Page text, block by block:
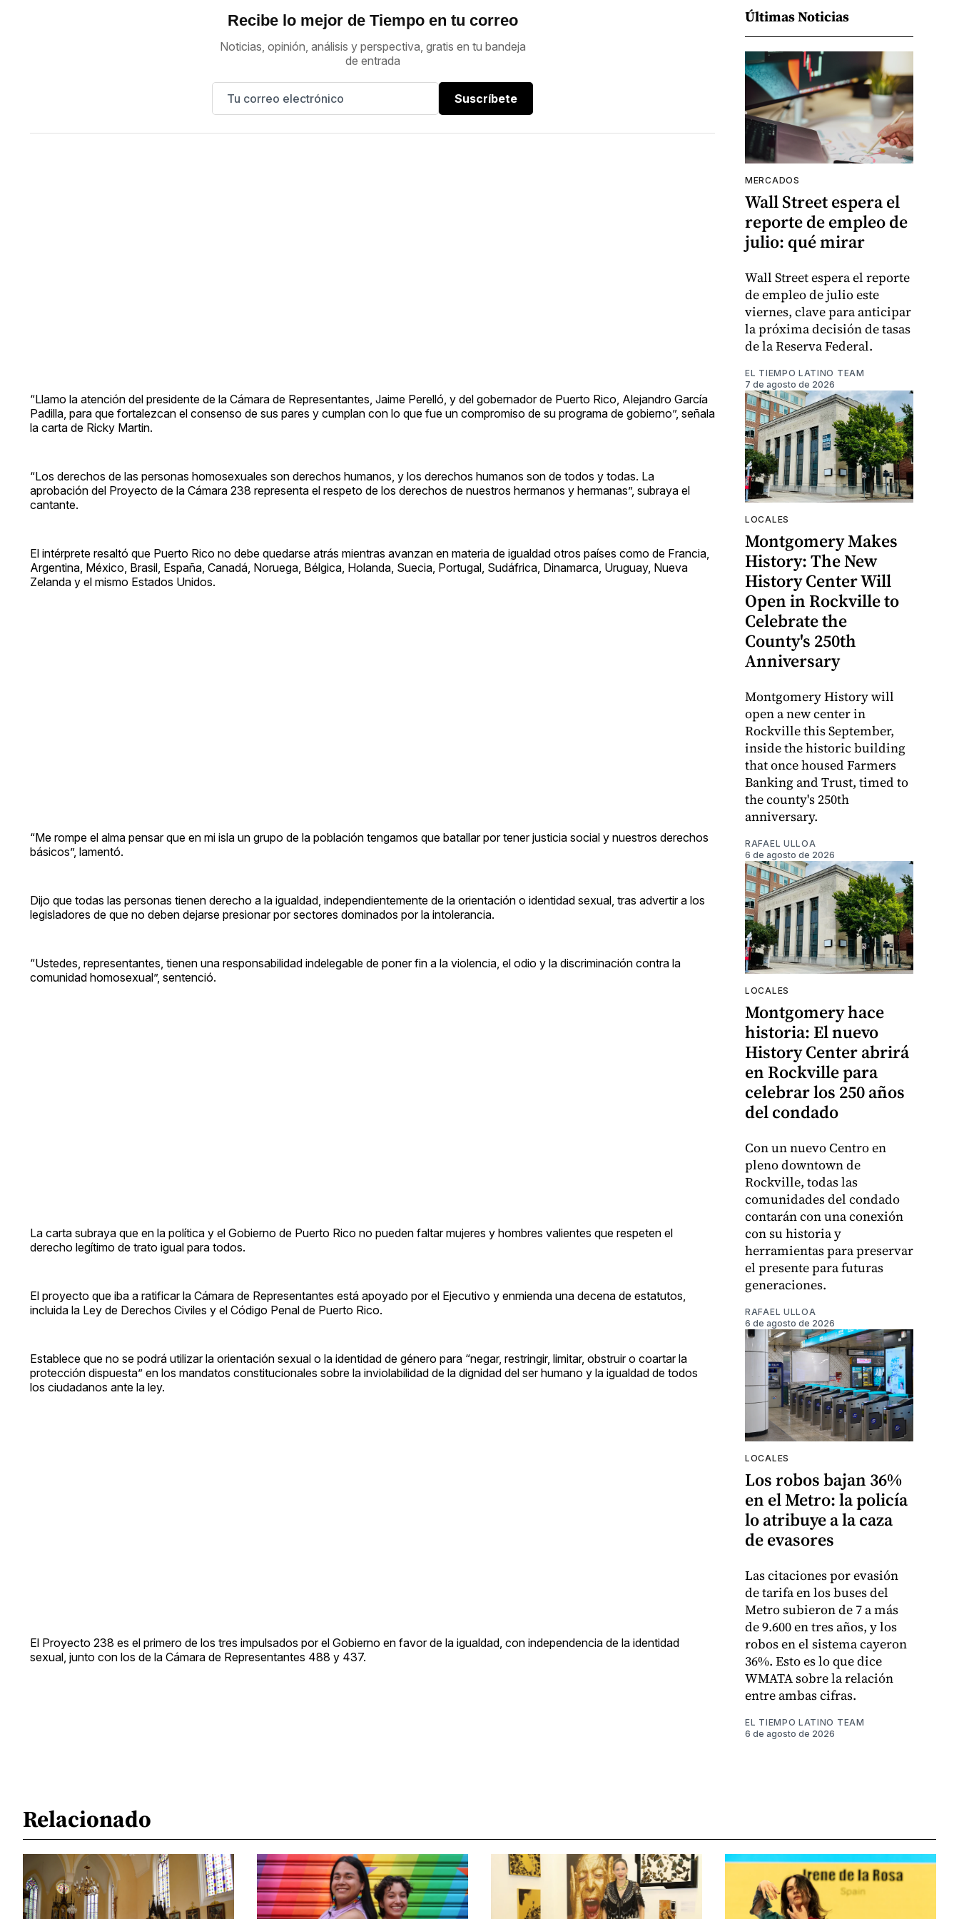
Recibe lo mejor de Tiempo en tu correo
Noticias, opinión, análisis y perspectiva, gratis en tu bandeja
de entrada
Suscríbete
“Llamo la atención del presidente de la Cámara de Representantes, Jaime Perelló, y del gobernador de Puerto Rico, Alejandro García
Padilla, para que fortalezcan el consenso de sus pares y cumplan con lo que fue un compromiso de su programa de gobierno”, señala
la carta de Ricky Martin.
“Los derechos de las personas homosexuales son derechos humanos, y los derechos humanos son de todos y todas. La
aprobación del Proyecto de la Cámara 238 representa el respeto de los derechos de nuestros hermanos y hermanas”, subraya el
cantante.
El intérprete resaltó que Puerto Rico no debe quedarse atrás mientras avanzan en materia de igualdad otros países como de Francia,
Argentina, México, Brasil, España, Canadá, Noruega, Bélgica, Holanda, Suecia, Portugal, Sudáfrica, Dinamarca, Uruguay, Nueva
Zelanda y el mismo Estados Unidos.
“Me rompe el alma pensar que en mi isla un grupo de la población tengamos que batallar por tener justicia social y nuestros derechos
básicos”, lamentó.
Dijo que todas las personas tienen derecho a la igualdad, independientemente de la orientación o identidad sexual, tras advertir a los
legisladores de que no deben dejarse presionar por sectores dominados por la intolerancia.
“Ustedes, representantes, tienen una responsabilidad indelegable de poner fin a la violencia, el odio y la discriminación contra la
comunidad homosexual”, sentenció.
La carta subraya que en la política y el Gobierno de Puerto Rico no pueden faltar mujeres y hombres valientes que respeten el
derecho legítimo de trato igual para todos.
El proyecto que iba a ratificar la Cámara de Representantes está apoyado por el Ejecutivo y enmienda una decena de estatutos,
incluida la Ley de Derechos Civiles y el Código Penal de Puerto Rico.
Establece que no se podrá utilizar la orientación sexual o la identidad de género para “negar, restringir, limitar, obstruir o coartar la
protección dispuesta” en los mandatos constitucionales sobre la inviolabilidad de la dignidad del ser humano y la igualdad de todos
los ciudadanos ante la ley.
El Proyecto 238 es el primero de los tres impulsados por el Gobierno en favor de la igualdad, con independencia de la identidad
sexual, junto con los de la Cámara de Representantes 488 y 437.
Últimas Noticias
MERCADOS
Wall Street espera el
reporte de empleo de
julio: qué mirar
Wall Street espera el reporte
de empleo de julio este
viernes, clave para anticipar
la próxima decisión de tasas
de la Reserva Federal.
EL TIEMPO LATINO TEAM
7 de agosto de 2026
LOCALES
Montgomery Makes
History: The New
History Center Will
Open in Rockville to
Celebrate the
County's 250th
Anniversary
Montgomery History will
open a new center in
Rockville this September,
inside the historic building
that once housed Farmers
Banking and Trust, timed to
the county's 250th
anniversary.
RAFAEL ULLOA
6 de agosto de 2026
LOCALES
Montgomery hace
historia: El nuevo
History Center abrirá
en Rockville para
celebrar los 250 años
del condado
Con un nuevo Centro en
pleno downtown de
Rockville, todas las
comunidades del condado
contarán con una conexión
con su historia y
herramientas para preservar
el presente para futuras
generaciones.
RAFAEL ULLOA
6 de agosto de 2026
LOCALES
Los robos bajan 36%
en el Metro: la policía
lo atribuye a la caza
de evasores
Las citaciones por evasión
de tarifa en los buses del
Metro subieron de 7 a más
de 9.600 en tres años, y los
robos en el sistema cayeron
36%. Esto es lo que dice
WMATA sobre la relación
entre ambas cifras.
EL TIEMPO LATINO TEAM
6 de agosto de 2026
Relacionado